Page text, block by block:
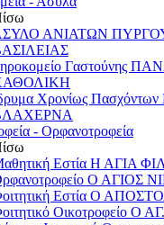
ΑΝΙΑΤΩΝ
Γαστούνης
Χρονίως
- Ορφανοτροφεία
Εστία Η ΑΓΙΑ
Ο ΑΓΙΟΣ
Εστία Ο
Οικοτροφείο Ο